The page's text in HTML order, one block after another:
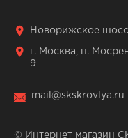
Новорижское
г. Москва, п.
9
mail@skskrovlya.ru
© Интернет магазин